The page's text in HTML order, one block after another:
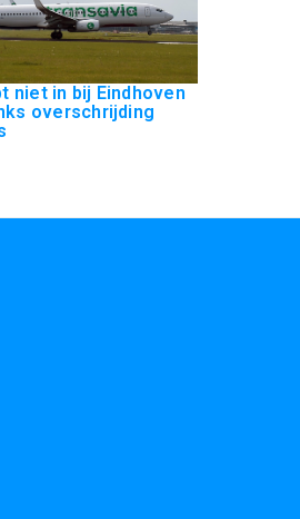
niet in bij Eindhoven
overschrijding